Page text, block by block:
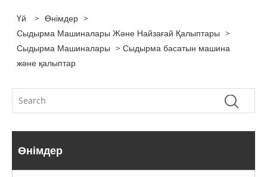
Үй > Өнімдер >
Сыдырма Машиналары Және Найзағай Қалыптары >
Сыдырма Машиналары > Сыдырма басатын машина
және қалыптар
Өнімдер